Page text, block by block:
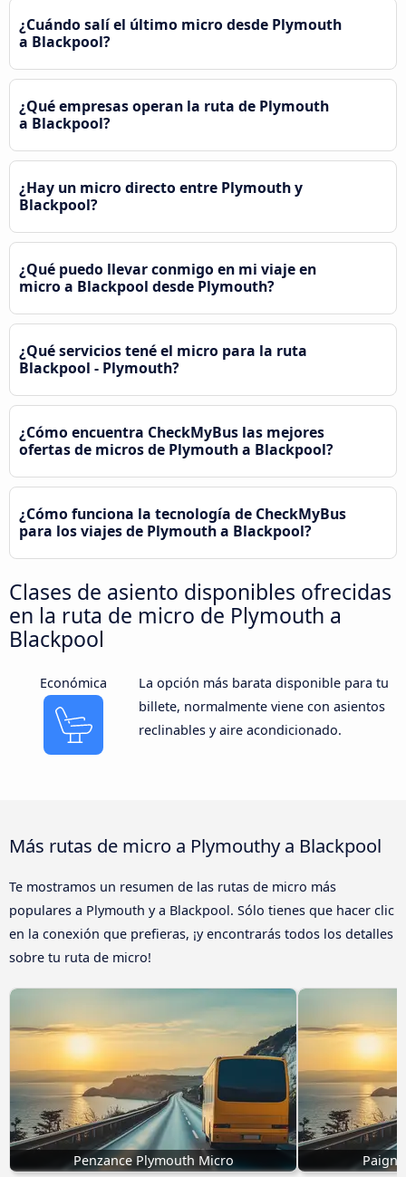
¿Cuándo salí el último micro desde Plymouth
a Blackpool?
¿Qué empresas operan la ruta de Plymouth
a Blackpool?
¿Hay un micro directo entre Plymouth y
Blackpool?
¿Qué puedo llevar conmigo en mi viaje en
micro a Blackpool desde Plymouth?
¿Qué servicios tené el micro para la ruta
Blackpool - Plymouth?
¿Cómo encuentra CheckMyBus las mejores
ofertas de micros de Plymouth a Blackpool?
¿Cómo funciona la tecnología de CheckMyBus
para los viajes de Plymouth a Blackpool?
Clases de asiento disponibles ofrecidas
en la ruta de micro de Plymouth a
Blackpool
Económica
La opción más barata disponible para tu
billete, normalmente viene con asientos
reclinables y aire acondicionado.
Más rutas de micro a Plymouthy a Blackpool
Te mostramos un resumen de las rutas de micro más
populares a Plymouth y a Blackpool. Sólo tienes que hacer clic
en la conexión que prefieras, ¡y encontrarás todos los detalles
sobre tu ruta de micro!
Penzance Plymouth Micro